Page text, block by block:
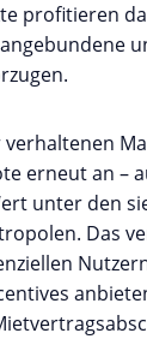
profitieren
verhaltenen
erneut an –
unter den
Das